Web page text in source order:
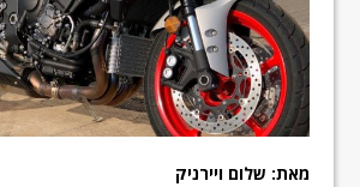
מאת: שלום ויירניק